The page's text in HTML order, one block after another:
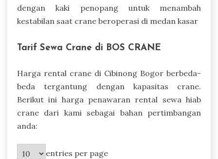
dengan kaki penopang untuk menambah
kestabilan saat crane beroperasi di medan kasar
Tarif Sewa Crane di BOS CRANE
Harga rental crane di Cibinong Bogor berbeda-
beda tergantung dengan kapasitas crane.
Berikut ini harga penawaran rental sewa hiab
crane dari kami sebagai bahan pertimbangan
anda:
entries per page